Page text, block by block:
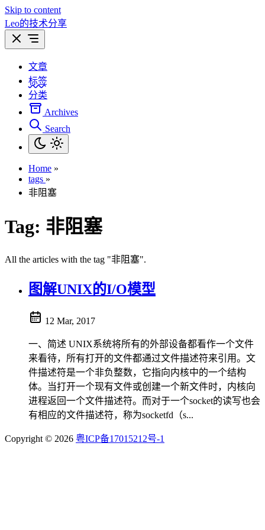
Skip to content
Leo的技术分享
文章
标签
分类
Archives
Search
Home »
tags »
非阻塞
Tag: 非阻塞
All the articles with the tag "非阻塞".
图解UNIX的I/O模型
12 Mar, 2017
一、简述 UNIX系统将所有的外部设备都看作一个文件
来看待，所有打开的文件都通过文件描述符来引用。文
件描述符是一个非负整数，它指向内核中的一个结构
体。当打开一个现有文件或创建一个新文件时，内核向
进程返回一个文件描述符。而对于一个socket的读写也会
有相应的文件描述符，称为socketfd（s...
Copyright © 2026 粤ICP备17015212号-1